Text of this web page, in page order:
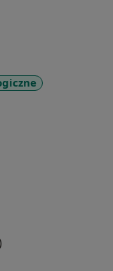
infekcje,
Zapraszam